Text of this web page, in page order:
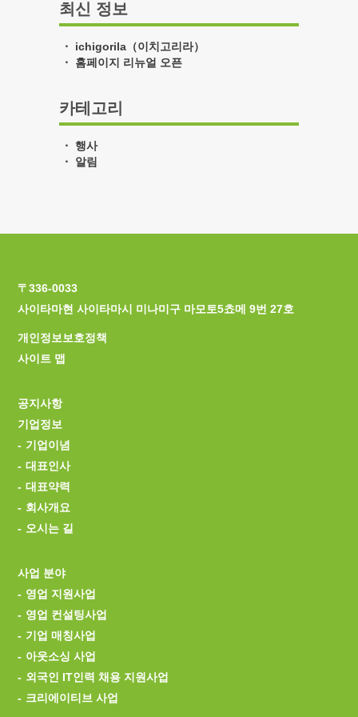
최신 정보
ichigorila（이치고리라）
홈페이지 리뉴얼 오픈
카테고리
행사
알림
〒336-0033
사이타마현 사이타마시 미나미구 마모토5쵸메 9번 27호
개인정보보호정책
사이트 맵
공지사항
기업정보
기업이념
대표인사
대표약력
회사개요
오시는 길
사업 분야
영업 지원사업
영업 컨설팅사업
기업 매칭사업
아웃소싱 사업
외국인 IT인력 채용 지원사업
크리에이티브 사업